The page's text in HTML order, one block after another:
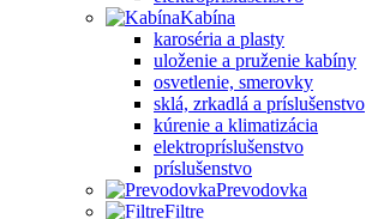
Kabína
karoséria a plasty
uloženie a pruženie kabíny
osvetlenie, smerovky
sklá, zrkadlá a príslušenstvo
kúrenie a klimatizácia
elektropríslušenstvo
príslušenstvo
Prevodovka
Filtre